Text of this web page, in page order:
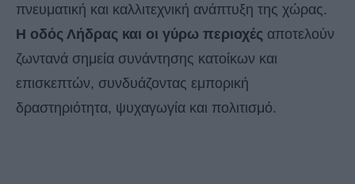
πνευματική και καλλιτεχνική ανάπτυξη της χώρας.
Η οδός Λήδρας και οι γύρω περιοχές αποτελούν
ζωντανά σημεία συνάντησης κατοίκων και
επισκεπτών, συνδυάζοντας εμπορική
δραστηριότητα, ψυχαγωγία και πολιτισμό.